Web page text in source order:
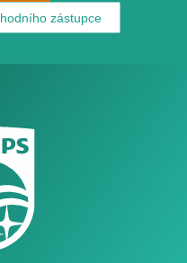
zástupce